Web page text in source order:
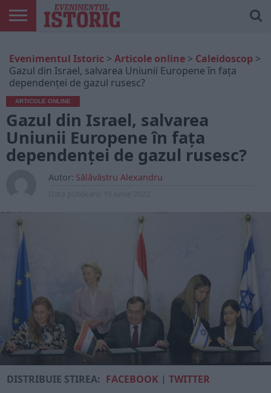
ONLINE
EDIȚII
TIPĂRITE
ISTORIC
PLAY
CONTUL
MEU
Evenimentul Istoric > Articole online > Caleidoscop >
Gazul din Israel, salvarea Uniunii Europene în fața
dependenței de gazul rusesc?
ARTICOLE ONLINE
Gazul din Israel, salvarea
Uniunii Europene în fața
dependenței de gazul rusesc?
Autor: Sălăvăstru Alexandru
DISTRIBUIE ȘTIREA: FACEBOOK |TWITTER